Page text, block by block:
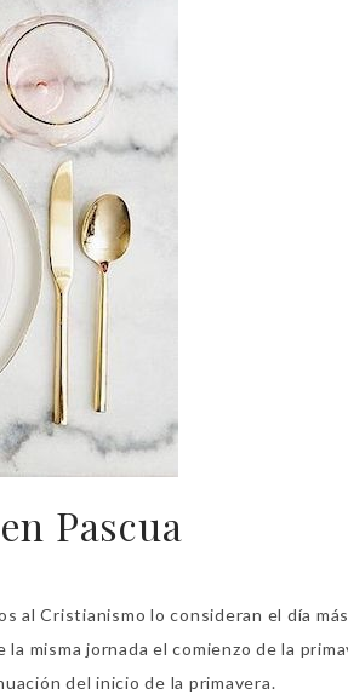
Pascua
al Cristianismo lo consideran el día más
misma jornada el comienzo de la
del inicio de la primavera.